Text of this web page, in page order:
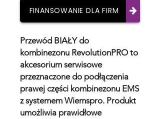
FINANSOWANIE DLA FIRM
Przewód BIAŁY do
kombinezonu RevolutionPRO to
akcesorium serwisowe
przeznaczone do podłączenia
prawej części kombinezonu EMS
z systemem Wiemspro. Produkt
umożliwia prawidłowe